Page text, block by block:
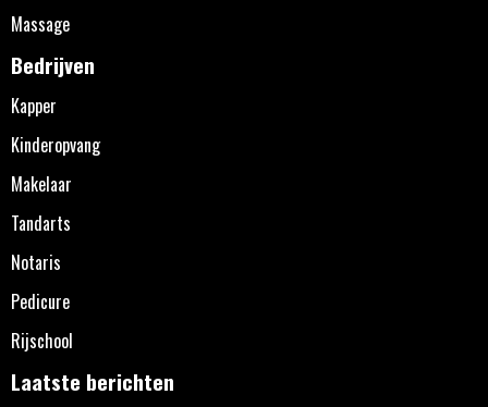
Massage
Bedrijven
Kapper
Kinderopvang
Makelaar
Tandarts
Notaris
Pedicure
Rijschool
Laatste berichten